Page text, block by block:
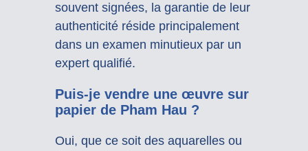
souvent signées, la garantie de leur
authenticité réside principalement
dans un examen minutieux par un
expert qualifié.
Puis-je vendre une œuvre sur
papier de Pham Hau ?
Oui, que ce soit des aquarelles ou